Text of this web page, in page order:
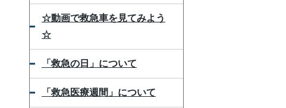
☆動画で救急車を見てみよう
☆
「救急の日」について
「救急医療週間」について